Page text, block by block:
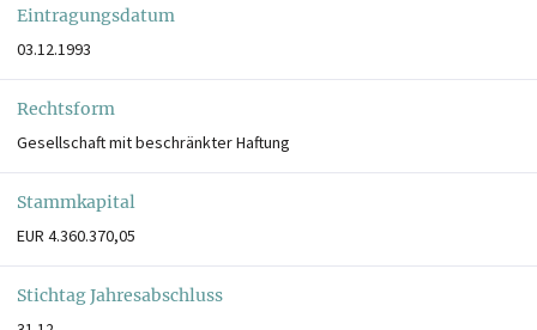
Eintragungsdatum
03.12.1993
Rechtsform
Gesellschaft mit beschränkter Haftung
Stammkapital
EUR 4.360.370,05
Stichtag Jahresabschluss